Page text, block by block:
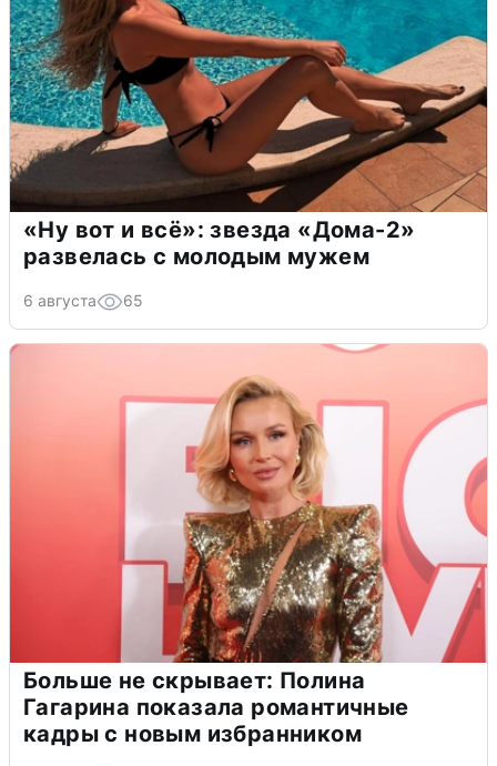
«Ну вот и всё»: звезда «Дома-2»
развелась с молодым мужем
6 августа 65
Больше не скрывает: Полина
Гагарина показала романтичные
кадры с новым избранником